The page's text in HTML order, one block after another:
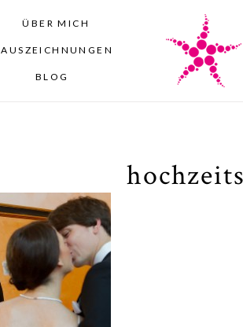
ÜBER MICH
AUSZEICHNUNGEN
BLOG